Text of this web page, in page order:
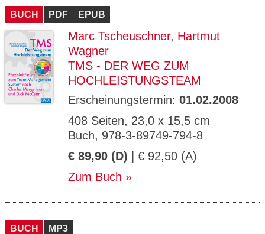
BUCH PDF EPUB
Marc Tscheuschner, Hartmut
Wagner
TMS - DER WEG ZUM
HOCHLEISTUNGSTEAM
Erscheinungstermin: 01.02.2008
408 Seiten, 23,0 x 15,5 cm
Buch, 978-3-89749-794-8
€ 89,90 (D) | € 92,50 (A)
Zum Buch
BUCH MP3